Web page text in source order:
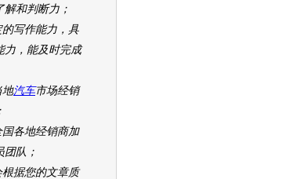
解和判断力；
写作能力，具
力，能及时完成
汽车市场经销
各地经销商加
团队；
据您的文章质